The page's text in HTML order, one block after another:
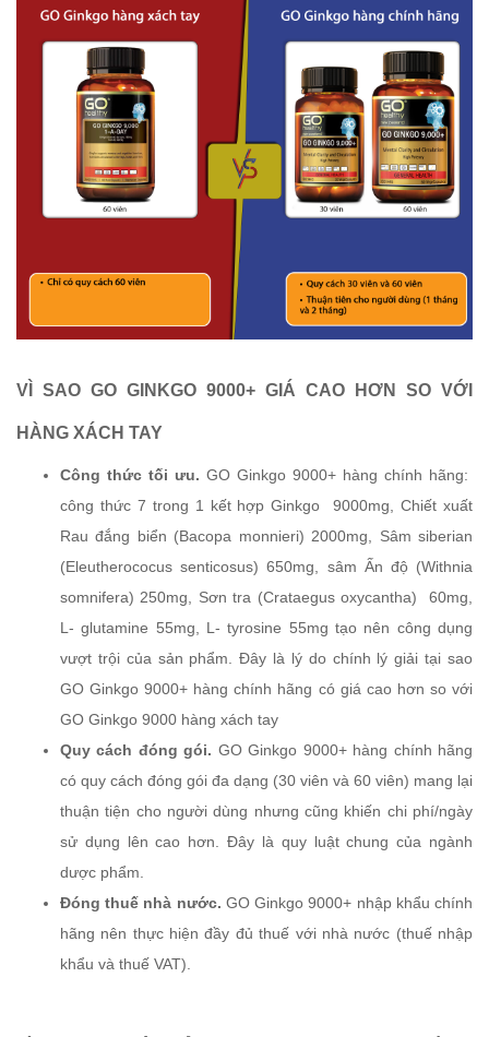
VÌ SAO GO GINKGO 9000+ GIÁ CAO HƠN SO VỚI
HÀNG XÁCH TAY
Công thức tối ưu. GO Ginkgo 9000+ hàng chính hãng:
công thức 7 trong 1 kết hợp Ginkgo 9000mg, Chiết xuất
Rau đắng biển (Bacopa monnieri) 2000mg, Sâm siberian
(Eleutherococus senticosus) 650mg, sâm Ấn độ (Withnia
somnifera) 250mg, Sơn tra (Crataegus oxycantha) 60mg,
L- glutamine 55mg, L- tyrosine 55mg tạo nên công dụng
vượt trội của sản phẩm. Đây là lý do chính lý giải tại sao
GO Ginkgo 9000+ hàng chính hãng có giá cao hơn so với
GO Ginkgo 9000 hàng xách tay
Quy cách đóng gói. GO Ginkgo 9000+ hàng chính hãng
có quy cách đóng gói đa dạng (30 viên và 60 viên) mang lại
thuận tiện cho người dùng nhưng cũng khiến chi phí/ngày
sử dụng lên cao hơn. Đây là quy luật chung của ngành
dược phẩm.
Đóng thuế nhà nước. GO Ginkgo 9000+ nhập khẩu chính
hãng nên thực hiện đầy đủ thuế với nhà nước (thuế nhập
khẩu và thuế VAT).